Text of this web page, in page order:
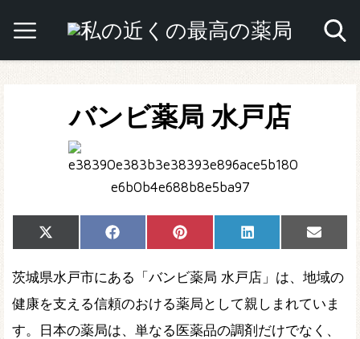
バンビ薬局 水戸店
Share
on
X
(Twitter)
Share
on
Facebook Share
on
Pinterest Share
on
LinkedIn
Share
on
Email
茨城県水戸市にある「バンビ薬局 水戸店」は、地域の
健康を支える信頼のおける薬局として親しまれていま
す。日本の薬局は、単なる医薬品の調剤だけでなく、